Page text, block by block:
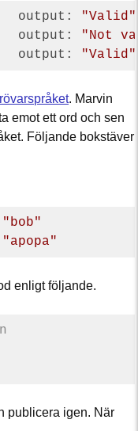
output:
"Valid"
output:
"Not
output:
"Valid"
rövarspråket. Marvin
emot ett ord och sen
Följande bokstäver
"bob"
"apopa"
enligt följande.
publicera igen. När